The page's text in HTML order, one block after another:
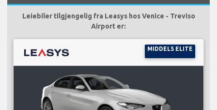
Leiebiler tilgjengelig fra Leasys hos Venice - Treviso
Airport er:
MIDDELS ELITE